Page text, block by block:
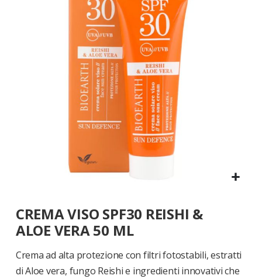
all'inizio
della
galleria
di
immagini
CREMA VISO SPF30 REISHI &
ALOE VERA 50 ML
Crema ad alta protezione con filtri fotostabili, estratti
di Aloe vera, fungo Reishi e ingredienti innovativi che